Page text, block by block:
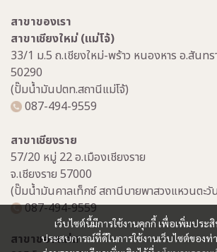
เว็บไซต์นี้มีการใช้งานคุกกี้ เพื่อเพิ่มประ
ประสบการณ์ที่ดีในการใช้งานเว็บไซต์ของท่
สาขาของเรา
สาขาเชียงใหม่ (แม่โจ้)
33/1 ม.5 ถ.เชียงใหม่-พร้าว หนองหาร อ.สันทร
50290
(ปั๊มน้ำมันปตท.สถานีแม่โจ้)
087-494-9559
สาขาเชียงราย
57/20 หมู่ 22 อ.เมืองเชียงราย
จ.เชียงราย 57000
(ปั๊มน้ำมันคาลเท็กซ์ สถานีบายพาสวงแหวนตะวั
087-494-9559
สาขาขอนแก่น